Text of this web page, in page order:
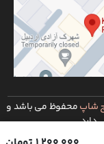
شاپمحفوظ می باشد و
دارد